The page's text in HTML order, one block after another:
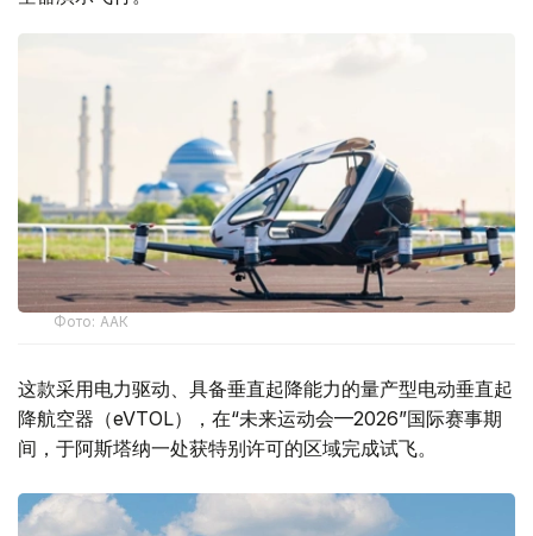
Фото: ААК
这款采用电力驱动、具备垂直起降能力的量产型电动垂直起
降航空器（eVTOL），在“未来运动会—2026”国际赛事期
间，于阿斯塔纳一处获特别许可的区域完成试飞。